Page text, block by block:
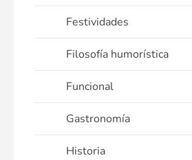
Festividades
Filosofía humorística
Funcional
Gastronomía
Historia